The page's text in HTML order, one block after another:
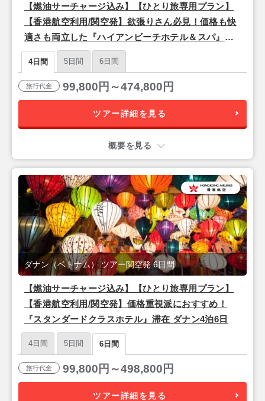
【燃油サーチャージ込み】【ひとり旅専用プラン】
【香港航空利用/関空発】欲張りさん必見！価格も快
適さも両立した『ハイアンビーチホテル＆スパ』滞
在 ダナン2泊4日
4日間 5日間 6日間
旅行代金 99,800円～474,800円
ツアー詳細を見る
概要を見る
【燃油サーチャージ込み】【ひとり旅専用プラン】
【香港航空利用/関空発】価格重視派におすすめ！
『スタンダードクラスホテル』滞在 ダナン4泊6日
ダナン（ベトナム） ツアー関空発 6日間
4日間 5日間 6日間
旅行代金 99,800円～498,800円
ツアー詳細を見る